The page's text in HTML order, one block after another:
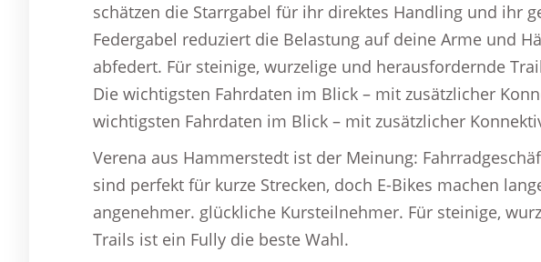
schätzen die Starrgabel für ihr direktes Handling und ihr
Federgabel reduziert die Belastung auf deine Arme und
abfedert. Für steinige, wurzelige und herausfordernde
Die wichtigsten Fahrdaten im Blick – mit zusätzlicher
wichtigsten Fahrdaten im Blick – mit zusätzlicher
Verena aus Hammerstedt ist der Meinung:
sind perfekt für kurze Strecken, doch E-Bikes machen
angenehmer. glückliche Kursteilnehmer. Für steinige,
Trails ist ein Fully die beste Wahl.